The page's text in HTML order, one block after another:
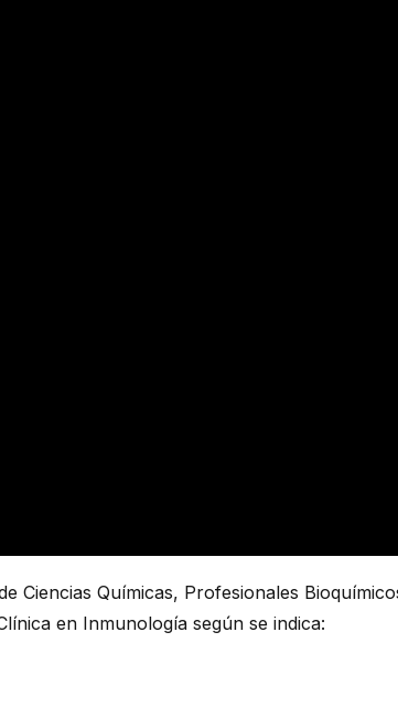
Ciencias Químicas, Profesionales
en Inmunología según se indica: